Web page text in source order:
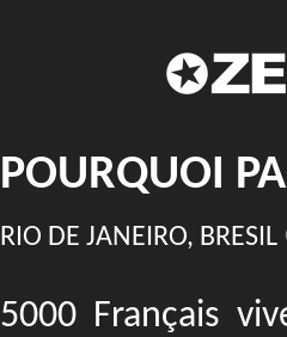
POURQUOI
RIO DE JANEIRO, BRESIL
5000 Français